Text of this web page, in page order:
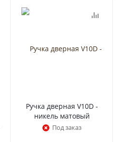
Ручка дверная V10D -
никель матовый
Под заказ